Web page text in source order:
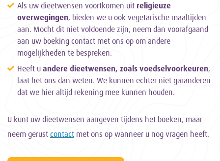
Als uw dieetwensen voortkomen uit religieuze
overwegingen, bieden we u ook vegetarische maaltijden
aan. Mocht dit niet voldoende zijn, neem dan voorafgaand
aan uw boeking contact met ons op om andere
mogelijkheden te bespreken.
Heeft u andere dieetwensen, zoals voedselvoorkeuren,
laat het ons dan weten. We kunnen echter niet garanderen
dat we hier altijd rekening mee kunnen houden.
U kunt uw dieetwensen aangeven tijdens het boeken, maar
neem gerust contact met ons op wanneer u nog vragen heeft.